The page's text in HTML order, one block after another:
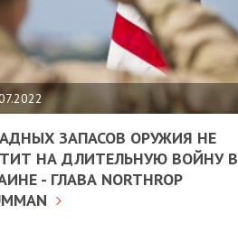
ЗАПАСОВ ОРУЖИЯ НЕ
НА ДЛИТЕЛЬНУЮ ВОЙНУ В
- ГЛАВА NORTHROP
10.02.2025